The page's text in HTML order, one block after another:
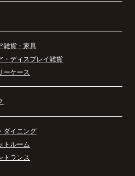
雑貨・家具
・ディスプレイ雑貨
ーケース
ダイニング
トルーム
トランス